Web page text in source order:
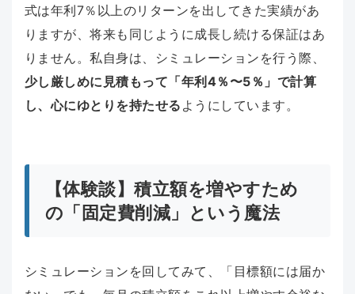
式は年利7％以上のリターンを出してきた実績があ
りますが、将来も同じように成長し続ける保証はあ
りません。私自身は、シミュレーションを行う際、
少し厳しめに見積もって「年利4％〜5％」で計算
し、心にゆとりを持たせる ようにしています。
【体験談】積立額を増やすため
の「固定費削減」という魔法
シミュレーションを回してみて、「目標額には届か